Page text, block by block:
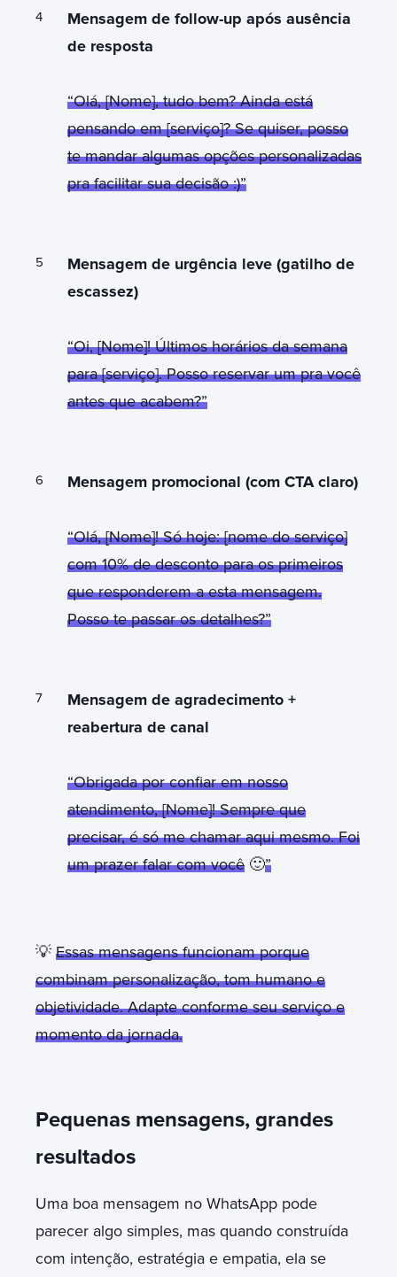
Mensagem de follow-up após ausência
de resposta
“Olá, [Nome], tudo bem? Ainda está
pensando em [serviço]? Se quiser, posso
te mandar algumas opções personalizadas
pra facilitar sua decisão :)”
Mensagem de urgência leve (gatilho de
escassez)
“Oi, [Nome]! Últimos horários da semana
para [serviço]. Posso reservar um pra você
antes que acabem?”
Mensagem promocional (com CTA claro)
“Olá, [Nome]! Só hoje: [nome do serviço]
com 10% de desconto para os primeiros
que responderem a esta mensagem.
Posso te passar os detalhes?”
Mensagem de agradecimento +
reabertura de canal
“Obrigada por confiar em nosso
atendimento, [Nome]! Sempre que
precisar, é só me chamar aqui mesmo. Foi
um prazer falar com você 🙂”
💡 Essas mensagens funcionam porque
combinam personalização, tom humano e
objetividade. Adapte conforme seu serviço e
momento da jornada.
Pequenas mensagens, grandes
resultados
Uma boa mensagem no WhatsApp pode
parecer algo simples, mas quando construída
com intenção, estratégia e empatia, ela se